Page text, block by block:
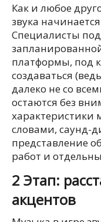
Как и любое
звука
Специалисты
платформы, под
создаваться
далеко не со
остаются без
словами, саунд-
представление
работ и
2 Этап:
акцентов